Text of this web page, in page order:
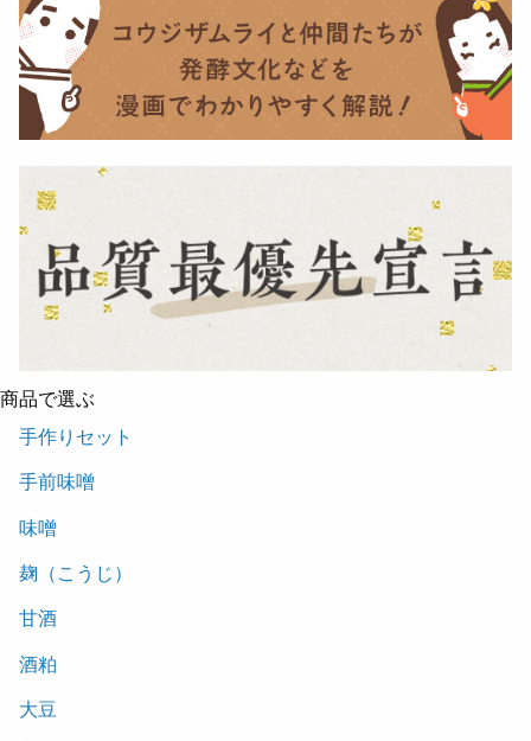
商品で選ぶ
手作りセット
手前味噌
味噌
麹（こうじ）
甘酒
酒粕
大豆